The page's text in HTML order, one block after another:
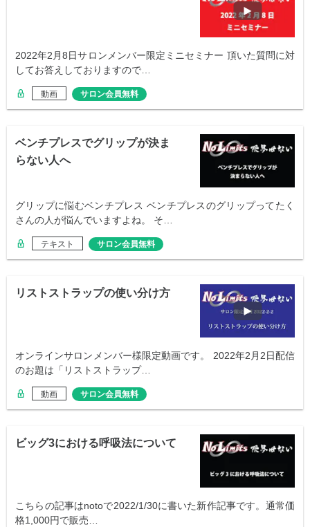
2022年2月8日サロンメンバー限定ミニセミナー 頂いた質問に対
してお答えしておりますので…
動画 サロン会員無料
ベンチプレスでグリップが決ま
らない人へ
グリップに悩むベンチプレス ベンチプレスのグリップってたく
さんの人が悩んでいますよね。 そ…
テキスト サロン会員無料
リストストラップの使い分け方
オンラインサロンメンバー様限定動画です。 2022年2月2日配信
のお題は「リストストラップ…
動画 サロン会員無料
ビッグ3における呼吸法について
こちらの記事はnotoで2022/1/30に書いた新作記事です。通常価
格1,000円で販売…